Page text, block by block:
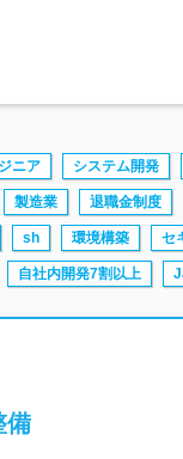
ニア システム開発
製造業 退職金制度
sh 環境構築 セ
自社内開発7割以上
備